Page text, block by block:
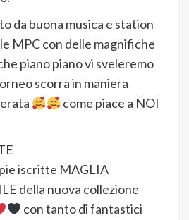
da buona musica e station
MPC con delle magnifiche
piano piano vi sveleremo
scorra in maniera
come piace a NOI
iscritte MAGLIA
della nuova collezione
con tanto di fantastici